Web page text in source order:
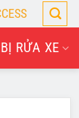
RỬA XE